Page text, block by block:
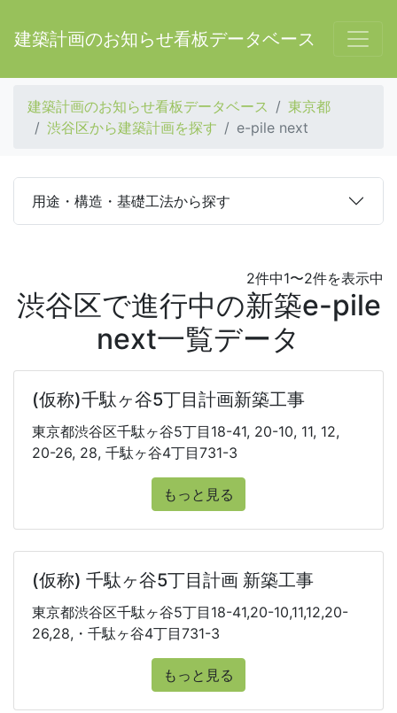
建築計画のお知らせ看板データベース
建築計画のお知らせ看板データベース
東京都
渋谷区から建築計画を探す
e-pile next
用途・構造・基礎工法から探す
2件中1〜2件を表示中
渋谷区で進行中の新築e-pile
next一覧データ
(仮称)千駄ヶ谷5丁目計画新築工事
東京都渋谷区千駄ヶ谷5丁目18-41, 20-10, 11, 12,
20-26, 28, 千駄ヶ谷4丁目731-3
もっと見る
(仮称) 千駄ヶ谷5丁目計画 新築工事
東京都渋谷区千駄ヶ谷5丁目18-41,20-10,11,12,20-
26,28,・千駄ヶ谷4丁目731-3
もっと見る